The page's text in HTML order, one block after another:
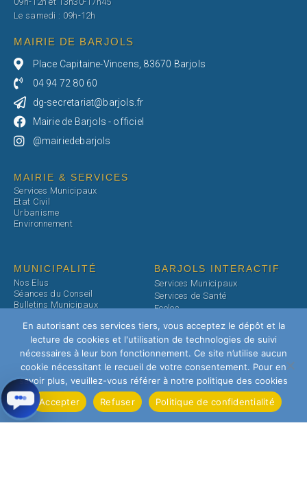
Le samedi : 09h-12h
MAIRIE DE BARJOLS
Place Capitaine-Vincens, 83670 Barjols
04 94 72 80 60
dg-secretariat@barjols.fr
Mairie de Barjols - officiel
@mairiedebarjols
MAIRIE & SERVICES
Services Municipaux
Etat Civil
Urbanisme
Environnement
MUNICIPALITÉ
Nos Elus
Séances du Conseil
Bulletins Municipaux
VIVRE À BARJOLS
Education & Jeunesse
Santé & Social
Culture & Loisirs
Associations
DÉCOUVRIR BARJOLS
Histoire & Patrimoine
BARJOLS INTERACTIF
Services Municipaux
Services de Santé
Ecoles
Commerces
Restaurants
Hotels & Chambres d'Hôtes
Cinéma
Médiathèque
Parkings
Travaux
En autorisant ces services tiers, vous acceptez le dépôt et la
lecture de cookies et l'utilisation de technologies de suivi
nécessaires à leur bon fonctionnement. Ce site n’utilise aucun
cookie nécessitant le recueil de votre consentement. Pour en
savoir plus, veuillez-vous référer à notre politique des cookies
Accepter
Refuser Politique de confidentialité